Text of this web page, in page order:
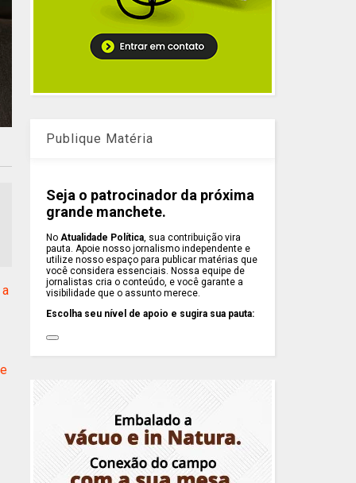
Publique Matéria
Seja o patrocinador da próxima
grande manchete.
NoAtualidade Política, sua contribuição vira
pauta. Apoie nosso jornalismo independente e
utilize nosso espaço para publicar matérias que
você considera essenciais. Nossa equipe de
jornalistas cria o conteúdo, e você garante a
visibilidade que o assunto merece.
Escolha seu nível de apoio e sugira sua pauta: